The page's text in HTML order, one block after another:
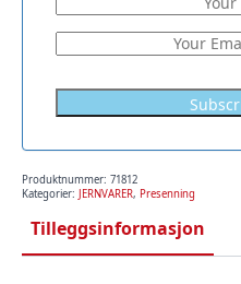
Produktnummer: 71812
Kategorier: JERNVARER, Presenning
Tilleggsinformasjon